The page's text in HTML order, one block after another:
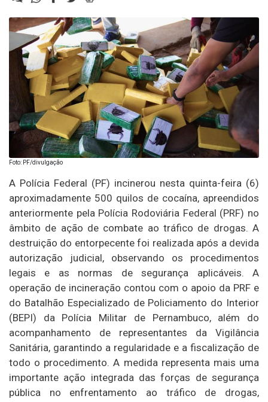
Foto: PF/divulgação
A Polícia Federal (PF) incinerou nesta quinta-feira (6)
aproximadamente 500 quilos de cocaína, apreendidos
anteriormente pela Polícia Rodoviária Federal (PRF) no
âmbito de ação de combate ao tráfico de drogas. A
destruição do entorpecente foi realizada após a devida
autorização judicial, observando os procedimentos
legais e as normas de segurança aplicáveis. A
operação de incineração contou com o apoio da PRF e
do Batalhão Especializado de Policiamento do Interior
(BEPI) da Polícia Militar de Pernambuco, além do
acompanhamento de representantes da Vigilância
Sanitária, garantindo a regularidade e a fiscalização de
todo o procedimento. A medida representa mais uma
importante ação integrada das forças de segurança
pública no enfrentamento ao tráfico de drogas,